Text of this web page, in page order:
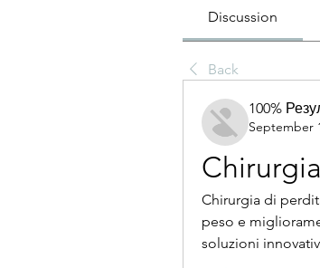
Discussion
Back
100%
September
Chirurgia di
peso e
soluzioni